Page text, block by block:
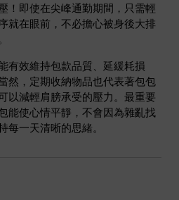
！即使在尖峰通勤期間，只需輕
就在眼前，不必擔心被身後大排
有效維持包款品質、延緩耗損
然，定期收納物品也代表著包包
以減輕肩膀承受的壓力。最重要
能使心情平靜，不會因為雜亂找
每一天清晰的思緒。